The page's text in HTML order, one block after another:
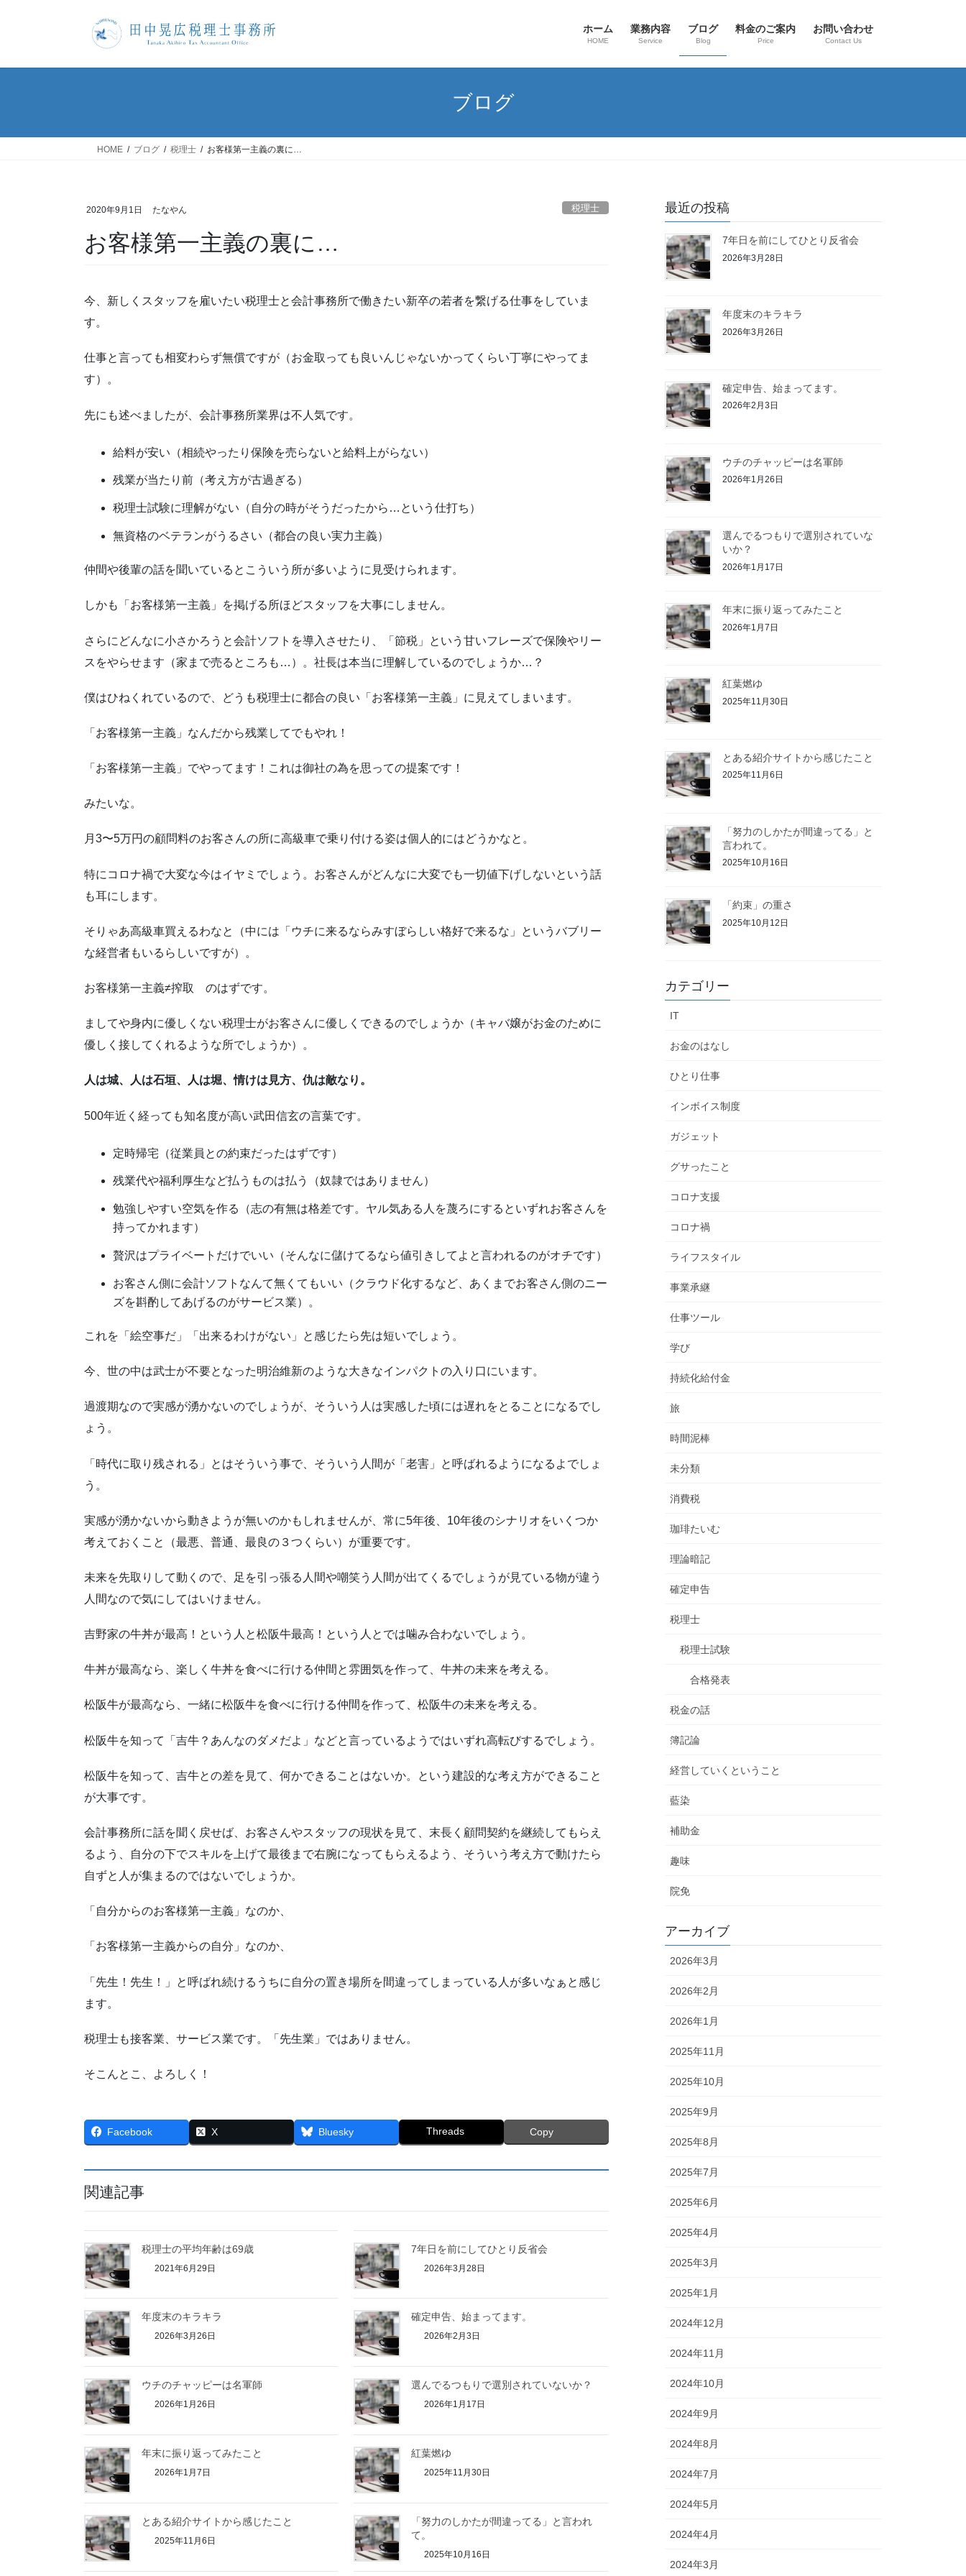
ホーム
HOME
業務内容
Service
ブログ
Blog
料金のご案内
Price
お問い合わせ
Contact Us
ブログ
HOME ブログ 税理士 お客様第一主義の裏に…
2020年9月1日 たなやん 税理士
お客様第一主義の裏に…
今、新しくスタッフを雇いたい税理士と会計事務所で働きたい新卒の若者を繋げる仕事をしていま
す。
仕事と言っても相変わらず無償ですが（お金取っても良いんじゃないかってくらい丁寧にやってま
す）。
先にも述べましたが、会計事務所業界は不人気です。
給料が安い（相続やったり保険を売らないと給料上がらない）
残業が当たり前（考え方が古過ぎる）
税理士試験に理解がない（自分の時がそうだったから…という仕打ち）
無資格のベテランがうるさい（都合の良い実力主義）
仲間や後輩の話を聞いているとこういう所が多いように見受けられます。
しかも「お客様第一主義」を掲げる所ほどスタッフを大事にしません。
さらにどんなに小さかろうと会計ソフトを導入させたり、「節税」という甘いフレーズで保険やリー
スをやらせます（家まで売るところも…）。社長は本当に理解しているのでしょうか…？
僕はひねくれているので、どうも税理士に都合の良い「お客様第一主義」に見えてしまいます。
「お客様第一主義」なんだから残業してでもやれ！
「お客様第一主義」でやってます！これは御社の為を思っての提案です！
みたいな。
月3〜5万円の顧問料のお客さんの所に高級車で乗り付ける姿は個人的にはどうかなと。
特にコロナ禍で大変な今はイヤミでしょう。お客さんがどんなに大変でも一切値下げしないという話
も耳にします。
そりゃあ高級車買えるわなと（中には「ウチに来るならみすぼらしい格好で来るな」というバブリー
な経営者もいるらしいですが）。
お客様第一主義≠搾取 のはずです。
ましてや身内に優しくない税理士がお客さんに優しくできるのでしょうか（キャバ嬢がお金のために
優しく接してくれるような所でしょうか）。
人は城、人は石垣、人は堀、情けは見方、仇は敵なり。
500年近く経っても知名度が高い武田信玄の言葉です。
定時帰宅（従業員との約束だったはずです）
残業代や福利厚生など払うものは払う（奴隷ではありません）
勉強しやすい空気を作る（志の有無は格差です。ヤル気ある人を蔑ろにするといずれお客さんを
持ってかれます）
贅沢はプライベートだけでいい（そんなに儲けてるなら値引きしてよと言われるのがオチです）
お客さん側に会計ソフトなんて無くてもいい（クラウド化するなど、あくまでお客さん側のニー
ズを斟酌してあげるのがサービス業）。
これを「絵空事だ」「出来るわけがない」と感じたら先は短いでしょう。
今、世の中は武士が不要となった明治維新のような大きなインパクトの入り口にいます。
過渡期なので実感が湧かないのでしょうが、そういう人は実感した頃には遅れをとることになるでし
ょう。
「時代に取り残される」とはそういう事で、そういう人間が「老害」と呼ばれるようになるよでしょ
う。
実感が湧かないから動きようが無いのかもしれませんが、常に5年後、10年後のシナリオをいくつか
考えておくこと（最悪、普通、最良の３つくらい）が重要です。
未来を先取りして動くので、足を引っ張る人間や嘲笑う人間が出てくるでしょうが見ている物が違う
人間なので気にしてはいけません。
吉野家の牛丼が最高！という人と松阪牛最高！という人とでは噛み合わないでしょう。
牛丼が最高なら、楽しく牛丼を食べに行ける仲間と雰囲気を作って、牛丼の未来を考える。
松阪牛が最高なら、一緒に松阪牛を食べに行ける仲間を作って、松阪牛の未来を考える。
松阪牛を知って「吉牛？あんなのダメだよ」などと言っているようではいずれ高転びするでしょう。
松阪牛を知って、吉牛との差を見て、何かできることはないか。という建設的な考え方ができること
が大事です。
会計事務所に話を聞く戻せば、お客さんやスタッフの現状を見て、末長く顧問契約を継続してもらえ
るよう、自分の下でスキルを上げて最後まで右腕になってもらえるよう、そういう考え方で動けたら
自ずと人が集まるのではないでしょうか。
「自分からのお客様第一主義」なのか、
「お客様第一主義からの自分」なのか、
「先生！先生！」と呼ばれ続けるうちに自分の置き場所を間違ってしまっている人が多いなぁと感じ
ます。
税理士も接客業、サービス業です。「先生業」ではありません。
そこんとこ、よろしく！
Facebook X Bluesky Threads Copy
関連記事
税理士の平均年齢は69歳
2021年6月29日
7年日を前にしてひとり反省会
2026年3月28日
年度末のキラキラ
2026年3月26日
確定申告、始まってます。
2026年2月3日
ウチのチャッピーは名軍師
2026年1月26日
選んでるつもりで選別されていないか？
2026年1月17日
年末に振り返ってみたこと
2026年1月7日
紅葉燃ゆ
2025年11月30日
とある紹介サイトから感じたこと
2025年11月6日
「努力のしかたが間違ってる」と言われ
て。
2025年10月16日
最近の投稿
7年日を前にしてひとり反省会
2026年3月28日
年度末のキラキラ
2026年3月26日
確定申告、始まってます。
2026年2月3日
ウチのチャッピーは名軍師
2026年1月26日
選んでるつもりで選別されていな
いか？
2026年1月17日
年末に振り返ってみたこと
2026年1月7日
紅葉燃ゆ
2025年11月30日
とある紹介サイトから感じたこと
2025年11月6日
「努力のしかたが間違ってる」と
言われて。
2025年10月16日
「約束」の重さ
2025年10月12日
カテゴリー
IT
お金のはなし
ひとり仕事
インボイス制度
ガジェット
グサったこと
コロナ支援
コロナ禍
ライフスタイル
事業承継
仕事ツール
学び
持続化給付金
旅
時間泥棒
未分類
消費税
珈琲たいむ
理論暗記
確定申告
税理士
税理士試験
合格発表
税金の話
簿記論
経営していくということ
藍染
補助金
趣味
院免
アーカイブ
2026年3月
2026年2月
2026年1月
2025年11月
2025年10月
2025年9月
2025年8月
2025年7月
2025年6月
2025年4月
2025年3月
2025年1月
2024年12月
2024年11月
2024年10月
2024年9月
2024年8月
2024年7月
2024年5月
2024年4月
2024年3月